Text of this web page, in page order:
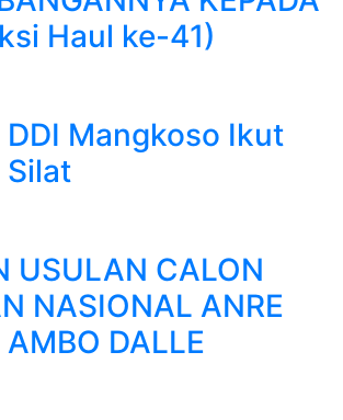
Haul ke-41)
Mangkoso Ikut
Silat
USULAN CALON
NASIONAL ANRE
DALLE